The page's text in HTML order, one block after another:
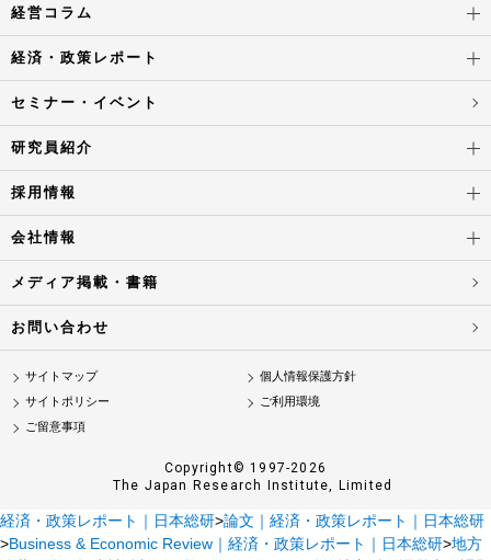
経営コラム
経済・政策レポート
セミナー・イベント
研究員紹介
採用情報
会社情報
メディア掲載・書籍
お問い合わせ
サイトマップ
個人情報保護方針
サイトポリシー
ご利用環境
ご留意事項
Copyright© 1997-2026
The Japan Research Institute, Limited
経済・政策レポート｜日本総研>論文｜経済・政策レポート｜日本総研
>Business & Economic Review｜経済・政策レポート｜日本総研>地方